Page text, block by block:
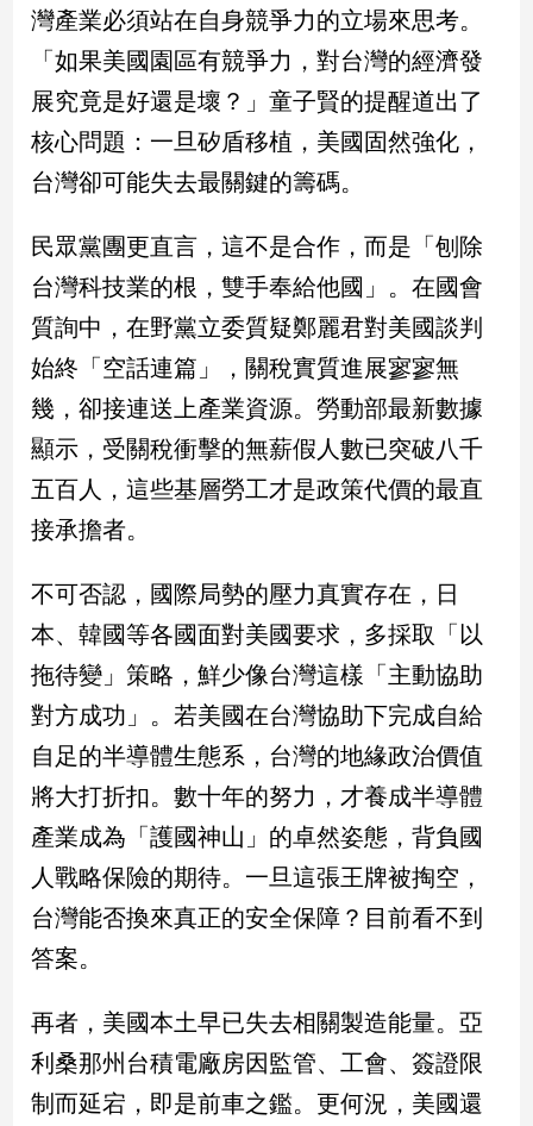
地
方
冠
毒
專
區
南
台
觀
點
南
台
灣
觀
娛
樂
樂
星
聞
流
行/
尚
追
生
活
灣產業必須站在自身競爭力的立場來思考。
「如果美國園區有競爭力，對台灣的經濟發
展究竟是好還是壞？」童子賢的提醒道出了
核心問題：一旦矽盾移植，美國固然強化，
台灣卻可能失去最關鍵的籌碼。
民眾黨團更直言，這不是合作，而是「刨除
台灣科技業的根，雙手奉給他國」。在國會
質詢中，在野黨立委質疑鄭麗君對美國談判
始終「空話連篇」，關稅實質進展寥寥無
幾，卻接連送上產業資源。勞動部最新數據
顯示，受關稅衝擊的無薪假人數已突破八千
五百人，這些基層勞工才是政策代價的最直
接承擔者。
不可否認，國際局勢的壓力真實存在，日
本、韓國等各國面對美國要求，多採取「以
拖待變」策略，鮮少像台灣這樣「主動協助
對方成功」。若美國在台灣協助下完成自給
自足的半導體生態系，台灣的地緣政治價值
將大打折扣。數十年的努力，才養成半導體
產業成為「護國神山」的卓然姿態，背負國
人戰略保險的期待。一旦這張王牌被掏空，
台灣能否換來真正的安全保障？目前看不到
答案。
再者，美國本土早已失去相關製造能量。亞
利桑那州台積電廠房因監管、工會、簽證限
制而延宕，即是前車之鑑。更何況，美國還